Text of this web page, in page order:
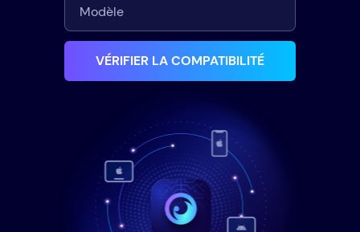
VÉRIFIER LA COMPATIBILITÉ